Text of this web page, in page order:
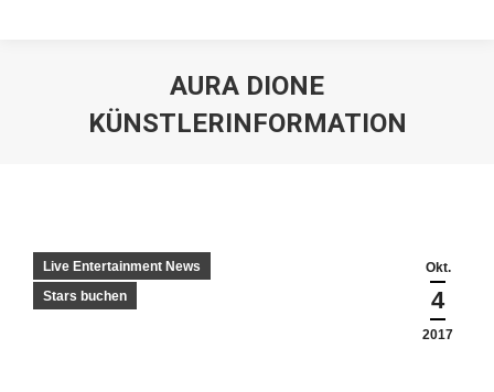
AURA DIONE
KÜNSTLERINFORMATION
Okt.
4
2017
Live Entertainment News
Stars buchen